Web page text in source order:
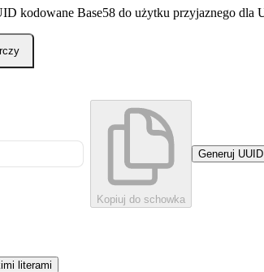
kodowane Base58 do użytku przyjaznego dla
Kopiuj do schowka
Generuj UUID
literami